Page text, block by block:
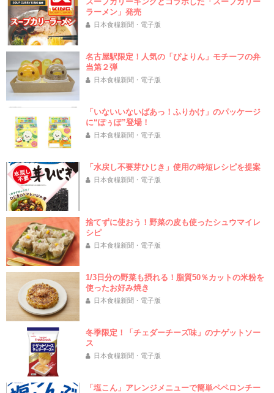
ラーメン」発売
日本食糧新聞・電子版
名古屋駅限定！人気の「ぴよりん」モチーフの弁
当第２弾
日本食糧新聞・電子版
「いないいないばあっ！ふりかけ」のパッケージ
に“ぽぅぽ”登場！
日本食糧新聞・電子版
「水戻し不要芽ひじき」使用の時短レシピを提案
日本食糧新聞・電子版
捨てずに使おう！野菜の皮も使ったシュウマイレ
シピ
日本食糧新聞・電子版
1/3日分の野菜も摂れる！脂質50％カットの米粉を
使ったお好み焼き
日本食糧新聞・電子版
冬季限定！「チェダーチーズ味」のナゲットソー
ス
日本食糧新聞・電子版
「塩こん」アレンジメニューで簡単ペペロンチー